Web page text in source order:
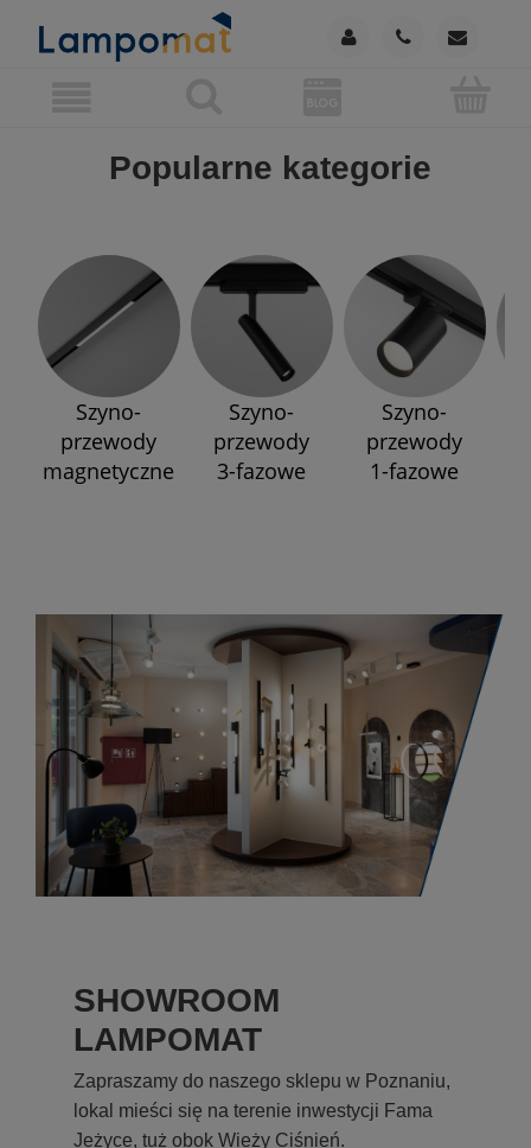
Popularne kategorie
Szyno-
przewody
magnetyczne
Szyno-
przewody
3-fazowe
Szyno-
przewody
1-fazowe
SHOWROOM
LAMPOMAT
Zapraszamy do naszego sklepu w Poznaniu,
lokal mieści się na terenie inwestycji Fama
Jeżyce, tuż obok Wieży Ciśnień.